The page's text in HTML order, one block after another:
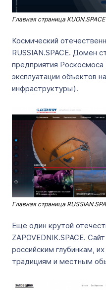
Главная страница KUON.SPACE
Космический
RUSSIAN.SPACE. Домен
предприятия
эксплуатации объектов
инфраструктуры).
Главная страница
Еще один крутой
ZAPOVEDNIK.SPACE.
российским глубинкам,
традициям и местным